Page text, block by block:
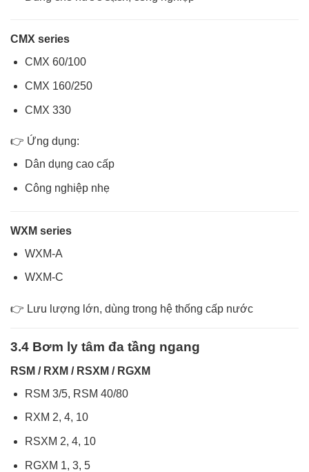
CMX series
CMX 60/100
CMX 160/250
CMX 330
👉 Ứng dụng:
Dân dụng cao cấp
Công nghiệp nhẹ
WXM series
WXM-A
WXM-C
👉 Lưu lượng lớn, dùng trong hệ thống cấp nước
3.4 Bơm ly tâm đa tầng ngang
RSM / RXM / RSXM / RGXM
RSM 3/5, RSM 40/80
RXM 2, 4, 10
RSXM 2, 4, 10
RGXM 1, 3, 5